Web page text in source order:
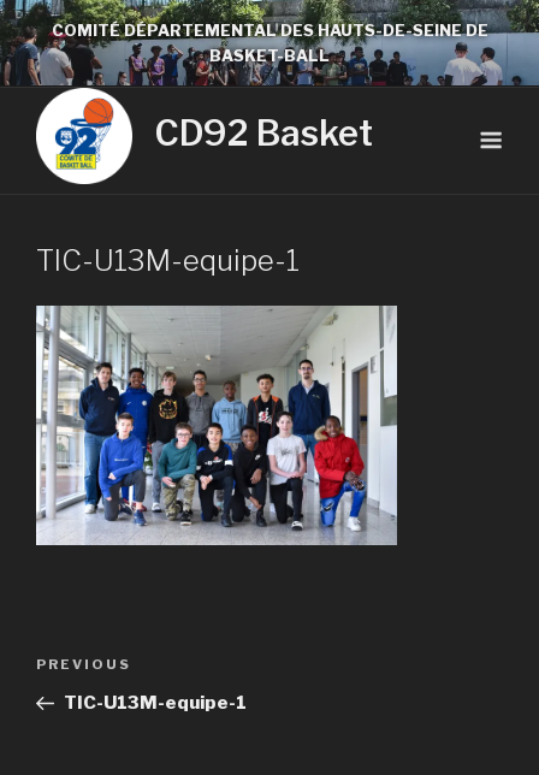
COMITÉ DÉPARTEMENTAL DES HAUTS-DE-SEINE DE
BASKET-BALL
CD92 Basket
TIC-U13M-equipe-1
PREVIOUS
TIC-U13M-equipe-1